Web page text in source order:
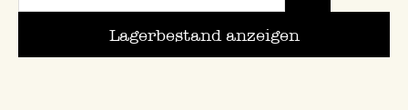
Lagerbestand anzeigen